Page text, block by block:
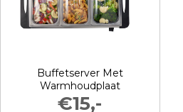
Buffetserver Met
Warmhoudplaat
€15,-